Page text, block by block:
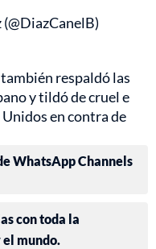
respaldó las
y tildó de cruel e
en contra de
WhatsApp Channels
con toda la
mundo.